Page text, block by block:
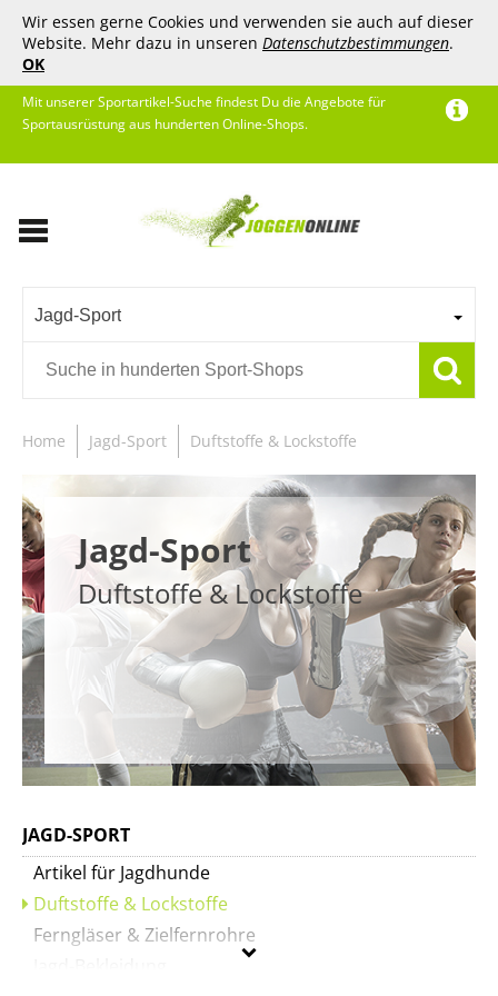
Wir essen gerne Cookies und verwenden sie auch auf dieser
Website. Mehr dazu in unseren Datenschutzbestimmungen.
OK
Mit unserer Sportartikel-Suche findest Du die Angebote für
Sportausrüstung aus hunderten Online-Shops.
Jagd-Sport
Home Jagd-Sport Duftstoffe & Lockstoffe
Jagd-Sport
Duftstoffe & Lockstoffe
JAGD-SPORT
Artikel für Jagdhunde
Duftstoffe & Lockstoffe
Ferngläser & Zielfernrohre